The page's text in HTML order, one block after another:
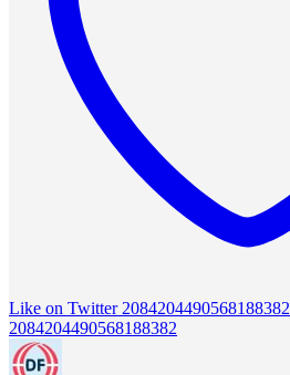
Like on Twitter 2084204490568188382
2084204490568188382